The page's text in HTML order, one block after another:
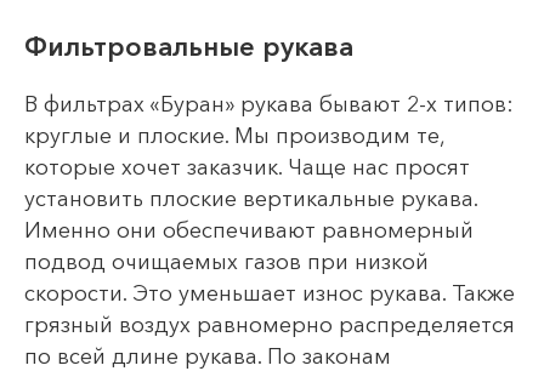
Фильтровальные рукава
В фильтрах «Буран» рукава бывают 2-х типов:
круглые и плоские. Мы производим те,
которые хочет заказчик. Чаще нас просят
установить плоские вертикальные рукава.
Именно они обеспечивают равномерный
подвод очищаемых газов при низкой
скорости. Это уменьшает износ рукава. Также
грязный воздух равномерно распределяется
по всей длине рукава. По законам